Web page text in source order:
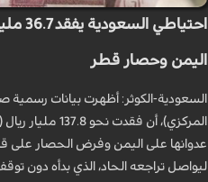
اليمن وحصار قطر
السعودية-الكوثر: أظهرت بيانات رسمية
ليواصل تراجعه الحاد، الذي بدأه دون